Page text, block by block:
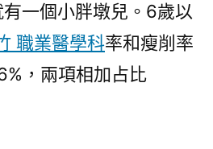
一個小胖墩兒。6歲以
職業醫學科率和瘦削率
，兩項相加占比